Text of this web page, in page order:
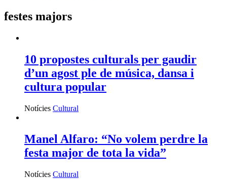
festes majors
10 propostes culturals per gaudir
d’un agost ple de música, dansa i
cultura popular
Notícies Cultural
Manel Alfaro: “No volem perdre la
festa major de tota la vida”
Notícies Cultural